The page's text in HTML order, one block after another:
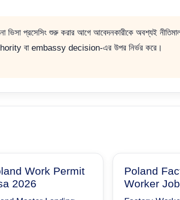
ভিসা প্রসেসিং শুরু করার আগে আবেদনকারীকে অবশ্যই
বা embassy decision-এর উপর নির্ভর করে।
Work Permit
2026
Poland
Worker